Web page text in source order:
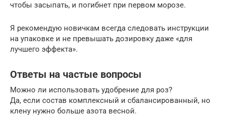
чтобы засыпать, и погибнет при первом морозе.
Я рекомендую новичкам всегда следовать инструкции
на упаковке и не превышать дозировку даже «для
лучшего эффекта».
Ответы на частые вопросы
Можно ли использовать удобрение для роз?
Да, если состав комплексный и сбалансированный, но
клену нужно больше азота весной.